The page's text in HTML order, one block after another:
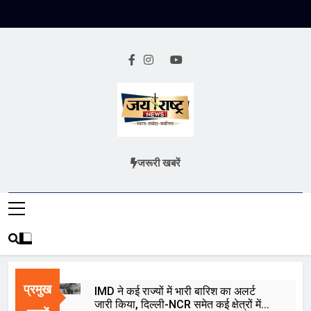
Jai Rashtra
हिंदी समाचार
जरूरी खबरें
प्रमुख
IMD ने कई राज्यों में भारी बारिश का अलर्ट
जारी किया, दिल्ली-NCR समेत कई क्षेत्रों में